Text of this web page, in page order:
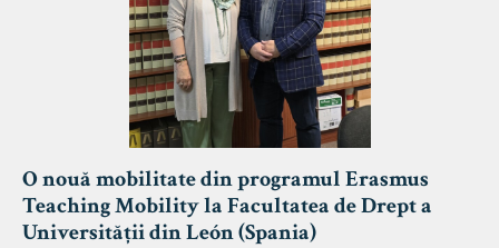
O nouă mobilitate din programul Erasmus
Teaching Mobility la Facultatea de Drept a
Universității din León (Spania)